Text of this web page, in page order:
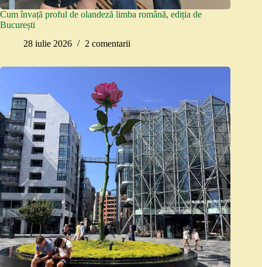
Cum învață proful de olandeză limba română, ediția de
București
28 iulie 2026
2 comentarii